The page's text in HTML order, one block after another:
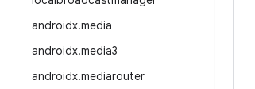
androidx.media
androidx.media3
androidx.mediarouter